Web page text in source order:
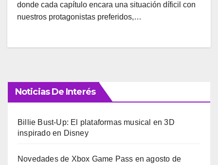
donde cada capítulo encara una situación díficil con
nuestros protagonistas preferidos,…
Noticias De Interés
Billie Bust-Up: El plataformas musical en 3D
inspirado en Disney
Novedades de Xbox Game Pass en agosto de